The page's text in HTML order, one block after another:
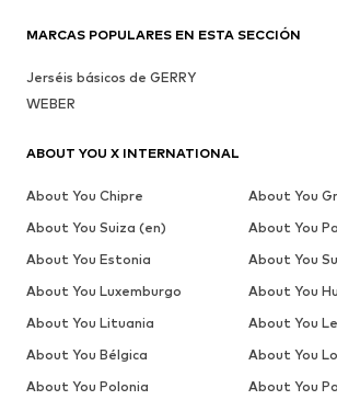
MARCAS POPULARES EN ESTA SECCIÓN
Jerséis básicos de GERRY
WEBER
ABOUT YOU X INTERNATIONAL
About You Chipre
About You
About You Suiza (en)
About You
About You Estonia
About You
About You Luxemburgo
About You
About You Lituania
About You
About You Bélgica
About You
About You Polonia
About You